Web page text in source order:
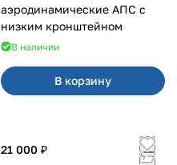
аэродинамические АПС с
низким кронштейном
В наличии
В корзину
21 000 ₽